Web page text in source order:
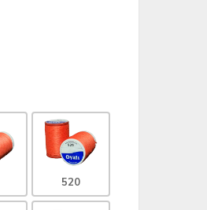
520